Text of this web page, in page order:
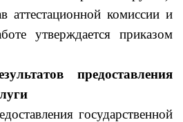
аттестационной комиссии и
утверждается приказом
предоставления
государственной